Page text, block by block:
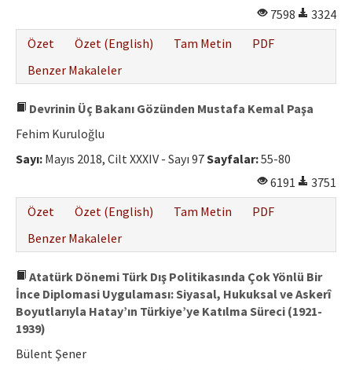
İletişim
7598
3324
Özet
Özet (English) Tam Metin
PDF
Benzer Makaleler
Devrinin Üç Bakanı Gözünden Mustafa Kemal Paşa
Fehim Kuruloğlu
Sayı: Mayıs 2018, Cilt XXXIV - Sayı 97Sayfalar:55-80
6191
3751
Özet
Özet (English) Tam Metin
PDF
Benzer Makaleler
Atatürk Dönemi Türk Dış Politikasında Çok Yönlü Bir
İnce Diplomasi Uygulaması: Siyasal, Hukuksal ve Askerî
Boyutlarıyla Hatay’ın Türkiye’ye Katılma Süreci (1921-
1939)
Bülent Şener